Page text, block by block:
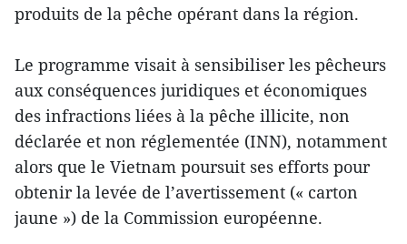
produits de la pêche opérant dans la région.
Le programme visait à sensibiliser les pêcheurs
aux conséquences juridiques et économiques
des infractions liées à la pêche illicite, non
déclarée et non réglementée (INN), notamment
alors que le Vietnam poursuit ses efforts pour
obtenir la levée de l’avertissement (« carton
jaune ») de la Commission européenne.